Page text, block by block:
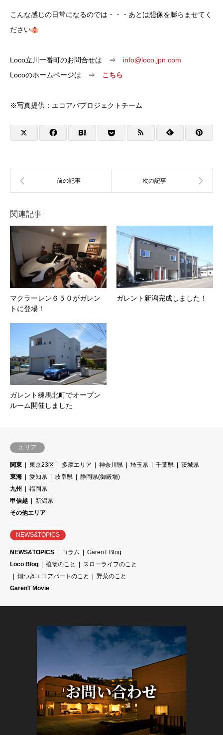
こんな感じの日常になるのでは・・・あとは想像を膨らませてく
ださい
Loco立川一番町のお問合せは ⇒ info@loco.jpn.com
Locoのホームページは ⇒ こちら
※写真提供：エコアパプロジェクトチーム
関連記事
マクラーレン６５０がガレン
トに登場！
ガレント新潟完成しました！
ガレント練馬北町でオープン
ルーム開催しました
エリア
関東 東京23区 多摩エリア 神奈川県 埼玉県 千葉県
茨城県
東海
愛知県 岐阜県
静岡県(御殿場)
九州
福岡県
甲信越
新潟県
その他エリア
NEWS&TOPICS
NEWS&TOPICS コラム
GarenT Blog
Loco Blog
植物のこと
スローライフのこと
畑つきエコアパートのこと
野菜のこと
GarenT Movie